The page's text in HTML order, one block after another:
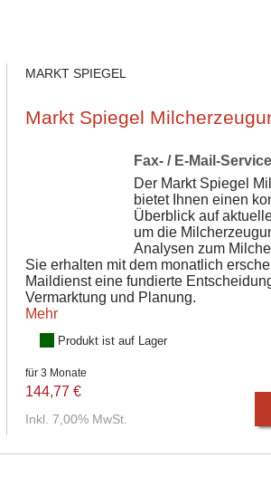
MARKT SPIEGEL
Markt Spiegel
Fax- / E-Mail-Service
Der Markt Spiegel
bietet Ihnen einen
Überblick auf
um die
Analysen zum
Sie erhalten mit dem monatlich
Maildienst eine fundierte
Vermarktung und Planung.
Mehr
Produkt ist auf Lager
für 3 Monate
144,77 €
Inkl. 7,00% MwSt.